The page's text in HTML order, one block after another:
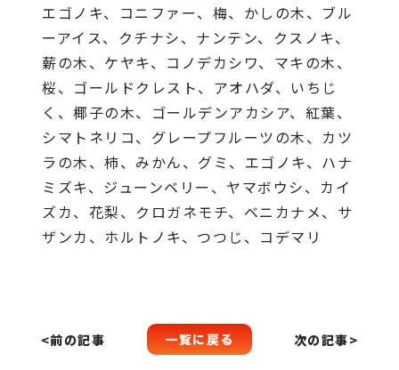
エゴノキ、コニファー、梅、かしの木、ブル
ーアイス、クチナシ、ナンテン、クスノキ、
薪の木、ケヤキ、コノデカシワ、マキの木、
桜、ゴールドクレスト、アオハダ、いちじ
く、椰子の木、ゴールデンアカシア、紅葉、
シマトネリコ、グレープフルーツの木、カツ
ラの木、柿、みかん、グミ、エゴノキ、ハナ
ミズキ、ジューンベリー、ヤマボウシ、カイ
ズカ、花梨、クロガネモチ、ベニカナメ、サ
ザンカ、ホルトノキ、つつじ、コデマリ
<前の記事 一覧に戻る 次の記事>